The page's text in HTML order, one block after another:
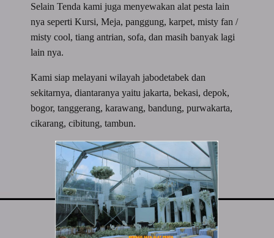
Selain Tenda kami juga menyewakan alat pesta lain
nya seperti Kursi, Meja, panggung, karpet, misty fan /
misty cool, tiang antrian, sofa, dan masih banyak lagi
lain nya.
Kami siap melayani wilayah jabodetabek dan
sekitarnya, diantaranya yaitu jakarta, bekasi, depok,
bogor, tanggerang, karawang, bandung, purwakarta,
cikarang, cibitung, tambun.